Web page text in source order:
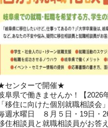
センターで開催★
阜県で働きませんか！【2026
移住に向けた個別就職相談会
週水曜日 ８月５日・19日・
住相談員と就職相談員がお答